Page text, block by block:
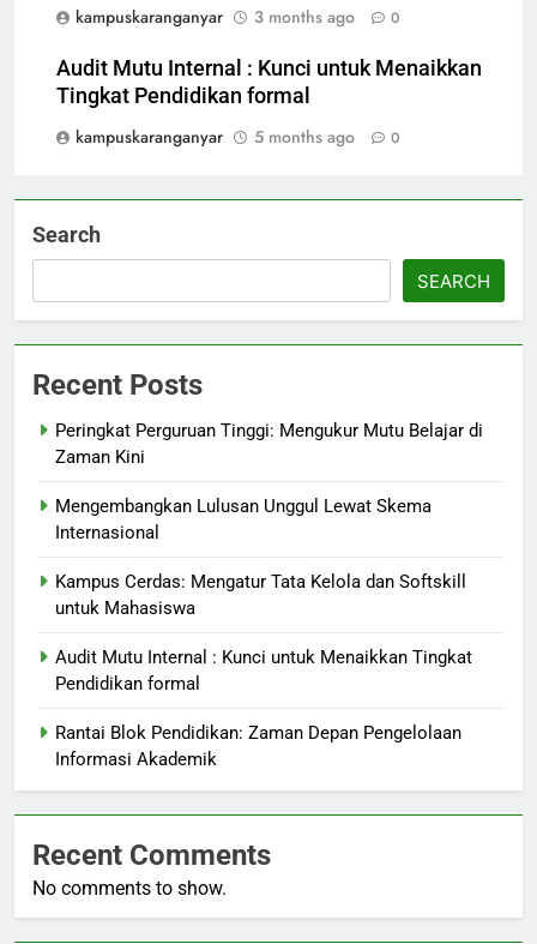
kampuskaranganyar
3 months ago 0
Audit Mutu Internal : Kunci untuk Menaikkan
Tingkat Pendidikan formal
kampuskaranganyar
5 months ago 0
Search
SEARCH
Recent Posts
Peringkat Perguruan Tinggi: Mengukur Mutu Belajar di
Zaman Kini
Mengembangkan Lulusan Unggul Lewat Skema
Internasional
Kampus Cerdas: Mengatur Tata Kelola dan Softskill
untuk Mahasiswa
Audit Mutu Internal : Kunci untuk Menaikkan Tingkat
Pendidikan formal
Rantai Blok Pendidikan: Zaman Depan Pengelolaan
Informasi Akademik
Recent Comments
No comments to show.